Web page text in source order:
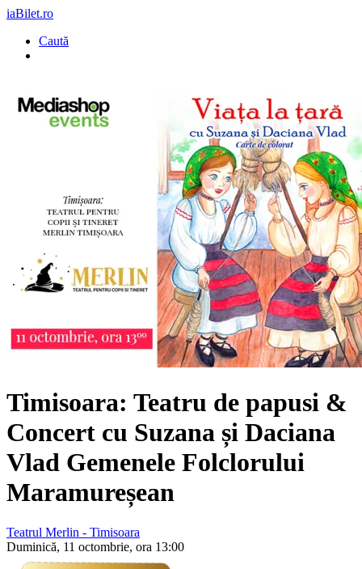
iaBilet.ro
Caută
Timisoara: Teatru de papusi &
Concert cu Suzana și Daciana
Vlad Gemenele Folclorului
Maramureșean
Teatrul Merlin - Timisoara
Duminică, 11 octombrie, ora 13:00